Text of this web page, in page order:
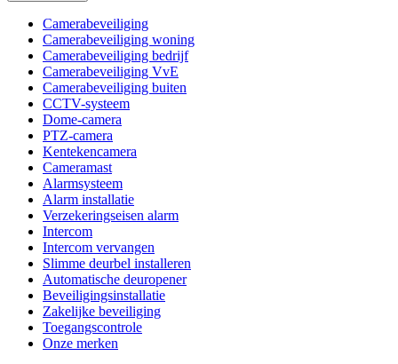
Camerabeveiliging
Camerabeveiliging woning
Camerabeveiliging bedrijf
Camerabeveiliging VvE
Camerabeveiliging buiten
CCTV-systeem
Dome-camera
PTZ-camera
Kentekencamera
Cameramast
Alarmsysteem
Alarm installatie
Verzekeringseisen alarm
Intercom
Intercom vervangen
Slimme deurbel installeren
Automatische deuropener
Beveiligingsinstallatie
Zakelijke beveiliging
Toegangscontrole
Onze merken